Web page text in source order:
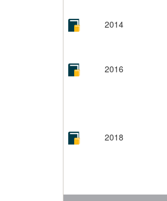
2014
2016
2018